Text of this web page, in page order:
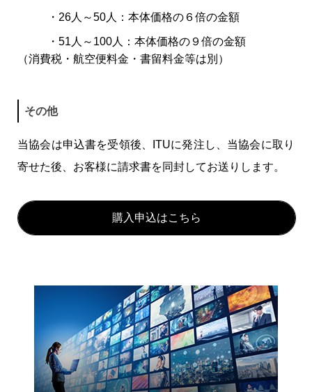
・26人～50人：本体価格の６倍の金額
・51人～100人：本体価格の９倍の金額
（消費税・航空便料金・書留料金等は別）
その他
当協会は申込書を受領後、ITUに発注し、当協会に取り
寄せた後、お客様に請求書を同封してお送りします。
購入申込はこちら